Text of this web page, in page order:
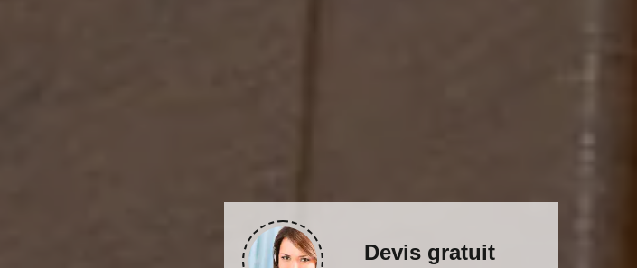
Devis gratuit